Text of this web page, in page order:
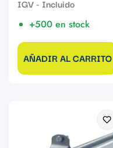
+500 en stock
AÑADIR AL CARRITO